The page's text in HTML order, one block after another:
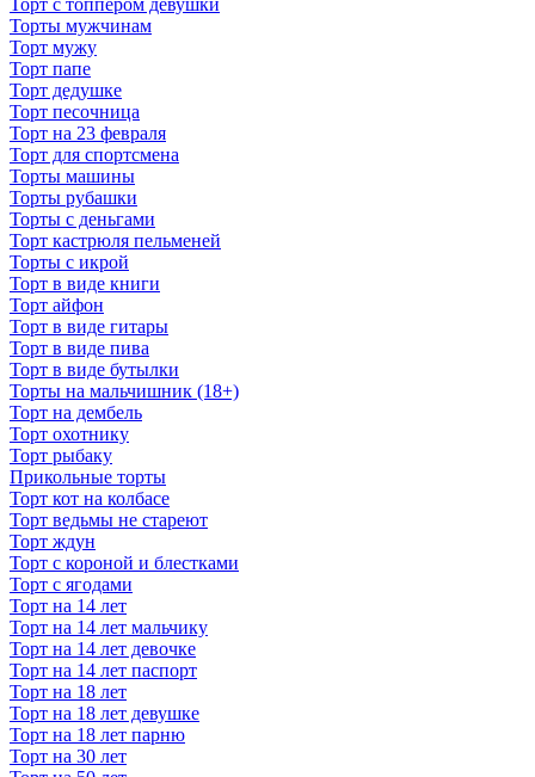
Торт с топпером девушки
Торты мужчинам
Торт мужу
Торт папе
Торт дедушке
Торт песочница
Торт на 23 февраля
Торт для спортсмена
Торты машины
Торты рубашки
Торты с деньгами
Торт кастрюля пельменей
Торты с икрой
Торт в виде книги
Торт айфон
Торт в виде гитары
Торт в виде пива
Торт в виде бутылки
Торты на мальчишник (18+)
Торт на дембель
Торт охотнику
Торт рыбаку
Прикольные торты
Торт кот на колбасе
Торт ведьмы не стареют
Торт ждун
Торт с короной и блестками
Торт с ягодами
Торт на 14 лет
Торт на 14 лет мальчику
Торт на 14 лет девочке
Торт на 14 лет паспорт
Торт на 18 лет
Торт на 18 лет девушке
Торт на 18 лет парню
Торт на 30 лет